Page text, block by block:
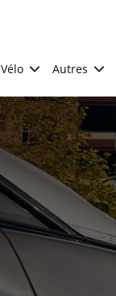
Vélo Autres